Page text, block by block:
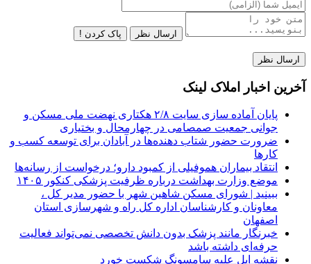
ارسال نظر پاک کردن !
آخرین اخبار املاک لینک
پایان آماده‌ سازی سایت ۲/۸ هکتاری نهضت ملی مسکن و
جوانی جمعیت صمصامی در چهارمحال و بختیاری
ضرورت حضور شتاب ‌دهنده‌ها در آبادان برای توسعه کسب‌ و
کارها
انتقاد بیماران هموفیلی از کمبود دارو؛ درخواست از رسانه‌ها
موضع وزارت بهداشت درباره ظرفیت پزشکی کنکور ۱۴۰۵
ببینید | شورای مسکن شاهین شهر با حضور مدیر کل ،
معاونان و کارشناسان اداره کل راه و شهرسازی استان
اصفهان
خبرنگار مانند پزشک بدون دانش تخصصی نمی‌تواند فعالیت
حرفه‌ای داشته باشد
نقشه اپل علیه سامسونگ شکست خورد